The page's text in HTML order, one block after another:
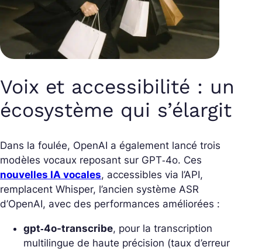
Voix et accessibilité : un
écosystème qui s’élargit
Dans la foulée, OpenAI a également lancé trois
modèles vocaux reposant sur GPT‑4o. Ces
nouvelles IA vocales, accessibles via l’API,
remplacent Whisper, l’ancien système ASR
d’OpenAI, avec des performances améliorées :
gpt‑4o-transcribe, pour la transcription
multilingue de haute précision (taux d’erreur